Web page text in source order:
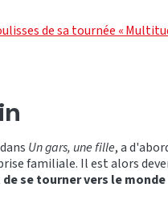
de sa tournée «
Un gars, une fille, a
familiale. Il est alors
de se tourner vers le